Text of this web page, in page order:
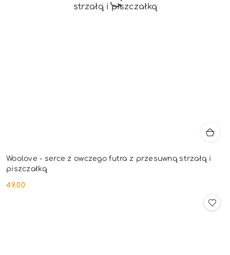
Woolove - serce z owczego futra z przesuwną strzałą i
piszczałką
Cena:
49.00